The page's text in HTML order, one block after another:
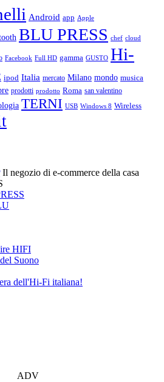
Android app Apple
BLU PRESS chef cloud
Facebook Full HD gamma GUSTO Hi-
ipod Italia mercato Milano mondo musica
prodotti prodotto Roma san valentino
TERNI USB Windows 8 Wireless
Il negozio di e-commerce della casa
HIFI
Suono
dell'Hi-Fi italiana!
ADV